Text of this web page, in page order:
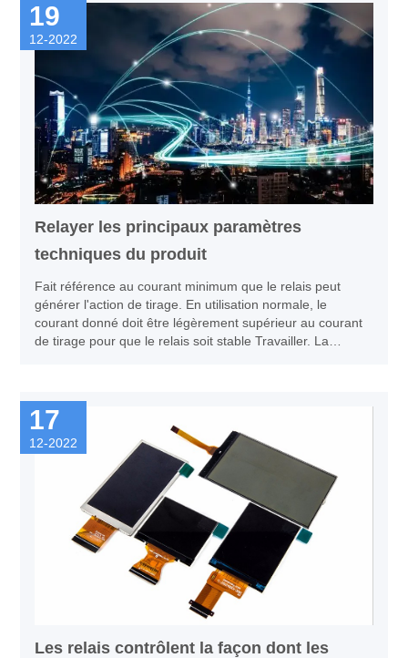
19
12-2022
Relayer les principaux paramètres
techniques du produit
Fait référence au courant minimum que le relais peut
générer l'action de tirage. En utilisation normale, le
courant donné doit être légèrement supérieur au courant
de tirage pour que le relais soit stable Travailler. La
brûlera la bobine.
17
12-2022
Les relais contrôlent la façon dont les